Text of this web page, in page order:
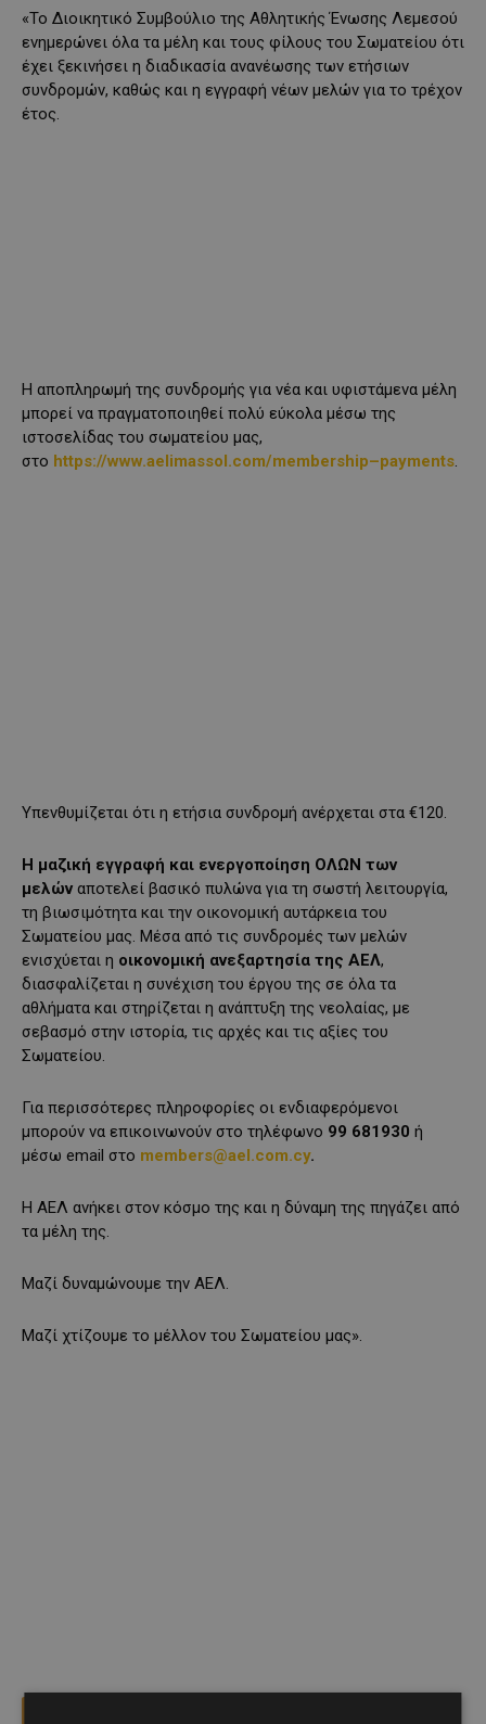
«Το Διοικητικό Συμβούλιο της Αθλητικής Ένωσης Λεμεσού
ενημερώνει όλα τα μέλη και τους φίλους του Σωματείου ότι
έχει ξεκινήσει η διαδικασία ανανέωσης των ετήσιων
συνδρομών, καθώς και η εγγραφή νέων μελών για το τρέχον
έτος.
Η αποπληρωμή της συνδρομής για νέα και υφιστάμενα μέλη
μπορεί να πραγματοποιηθεί πολύ εύκολα μέσω της
ιστοσελίδας του σωματείου μας,
στο https://www.aelimassol.com/membership–payments.
Υπενθυμίζεται ότι η ετήσια συνδρομή ανέρχεται στα €120.
Η μαζική εγγραφή και ενεργοποίηση ΟΛΩΝ των
μελών αποτελεί βασικό πυλώνα για τη σωστή λειτουργία,
τη βιωσιμότητα και την οικονομική αυτάρκεια του
Σωματείου μας. Μέσα από τις συνδρομές των μελών
ενισχύεται η οικονομική ανεξαρτησία της ΑΕΛ,
διασφαλίζεται η συνέχιση του έργου της σε όλα τα
αθλήματα και στηρίζεται η ανάπτυξη της νεολαίας, με
σεβασμό στην ιστορία, τις αρχές και τις αξίες του
Σωματείου.
Για περισσότερες πληροφορίες οι ενδιαφερόμενοι
μπορούν να επικοινωνούν στο τηλέφωνο 99 681930 ή
μέσω email στο members@ael.com.cy.
Η ΑΕΛ ανήκει στον κόσμο της και η δύναμη της πηγάζει από
τα μέλη της.
Μαζί δυναμώνουμε την ΑΕΛ.
Μαζί χτίζουμε το μέλλον του Σωματείου μας».